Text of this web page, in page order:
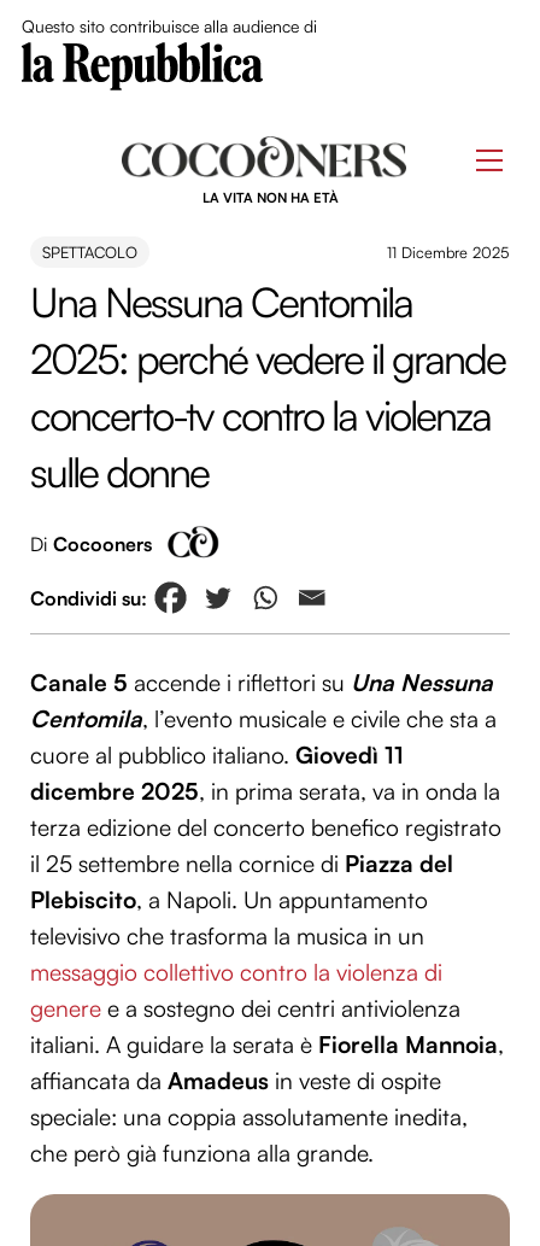
Questo sito contribuisce alla audience di
LA VITA NON HA ETÀ
SPETTACOLO 11 Dicembre 2025
Una Nessuna Centomila
2025: perché vedere il grande
concerto-tv contro la violenza
sulle donne
Di Cocooners
Canale 5 accende i riflettori su Una Nessuna
Centomila, l’evento musicale e civile che sta a
cuore al pubblico italiano. Giovedì 11
dicembre 2025, in prima serata, va in onda la
terza edizione del concerto benefico registrato
il 25 settembre nella cornice di Piazza del
Plebiscito, a Napoli. Un appuntamento
televisivo che trasforma la musica in un
messaggio collettivo contro la violenza di
genere e a sostegno dei centri antiviolenza
italiani. A guidare la serata è Fiorella Mannoia,
affiancata da Amadeus in veste di ospite
speciale: una coppia assolutamente inedita,
che però già funziona alla grande.